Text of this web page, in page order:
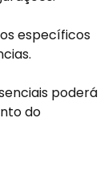
específicos
poderá
do